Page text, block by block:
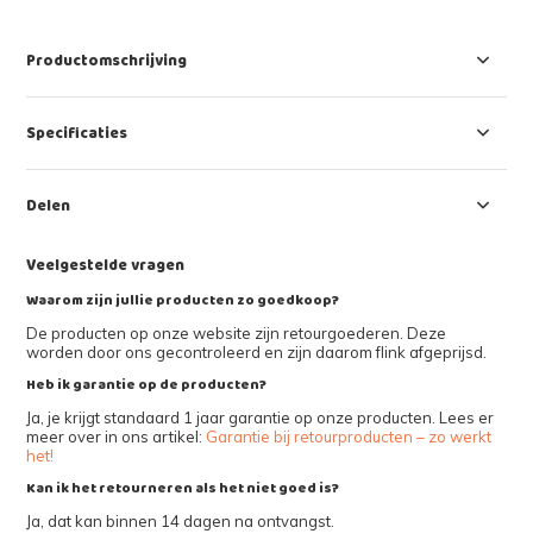
Productomschrijving
Specificaties
Delen
Veelgestelde vragen
Waarom zijn jullie producten zo goedkoop?
De producten op onze website zijn retourgoederen. Deze
worden door ons gecontroleerd en zijn daarom flink afgeprijsd.
Heb ik garantie op de producten?
Ja, je krijgt standaard 1 jaar garantie op onze producten. Lees er
meer over in ons artikel: Garantie bij retourproducten – zo werkt
het!
Kan ik het retourneren als het niet goed is?
Ja, dat kan binnen 14 dagen na ontvangst.